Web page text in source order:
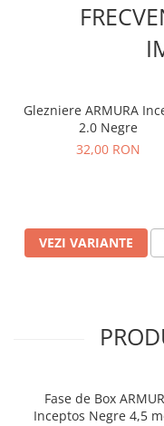
protecție și performanță
Glezniere ARMURA
2.0 Negre
32,00 RON
VEZI VARIANTE
Fase de Box
Inceptos Negre 4,5